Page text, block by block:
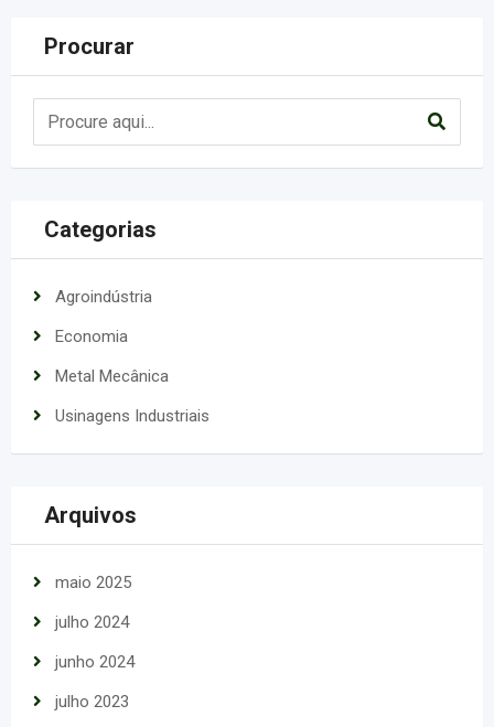
Procurar
Categorias
Agroindústria
Economia
Metal Mecânica
Usinagens Industriais
Arquivos
maio 2025
julho 2024
junho 2024
julho 2023